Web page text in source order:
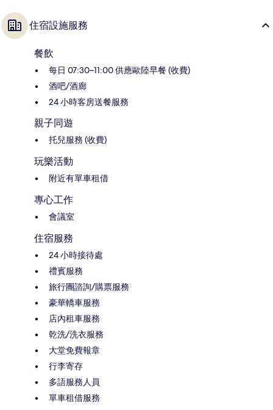
住宿設施服務
餐飲
每日 07:30–11:00 供應歐陸早餐 (收費)
酒吧/酒廊
24 小時客房送餐服務
親子同遊
托兒服務 (收費)
玩樂活動
附近有單車租借
專心工作
會議室
住宿服務
24 小時接待處
禮賓服務
旅行團諮詢/購票服務
豪華轎車服務
店內租車服務
乾洗/洗衣服務
大堂免費報章
行李寄存
多語服務人員
單車租借服務